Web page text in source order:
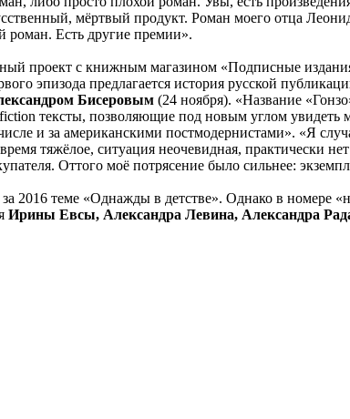
мёртвый продукт. Роман моего отца
роман. Есть другие премии».
проект с книжным магазином «Подписные
эпизода предлагается история русской
Бисеровым (24 ноября). «Название
тексты, позволяющие под новым углом
и за американскими постмодернистами». «Я
тяжёлое, ситуация неочевидная, практически
Оттого моё потрясение было сильнее:
2016 теме «Однажды в детстве». Однако в номере
Ирины Евсы, Александра Левина, Александра